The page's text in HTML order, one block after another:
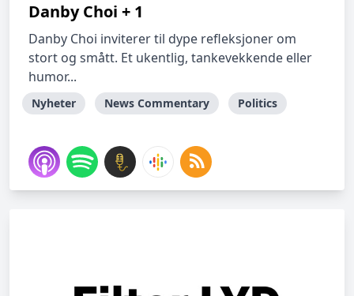
Danby Choi + 1
Danby Choi inviterer til dype refleksjoner om
stort og smått. Et ukentlig, tankevekkende eller
humor...
Nyheter News Commentary Politics